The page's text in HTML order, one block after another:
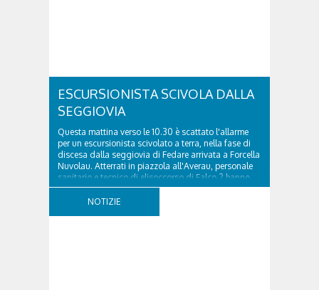
ESCURSIONISTA SCIVOLA DALLA
SEGGIOVIA
Questa mattina verso le 10.30 è scattato l'allarme
per un escursionista scivolato a terra, nella fase di
discesa dalla seggiovia di Fedare arrivata a Forcella
Nuvolau. Atterrati in piazzola all'Averau, personale
sanitario e tecnico di elisoccorso di Falco 2 hanno
raggiunto il 74enne di Teolo...
NOTIZIE